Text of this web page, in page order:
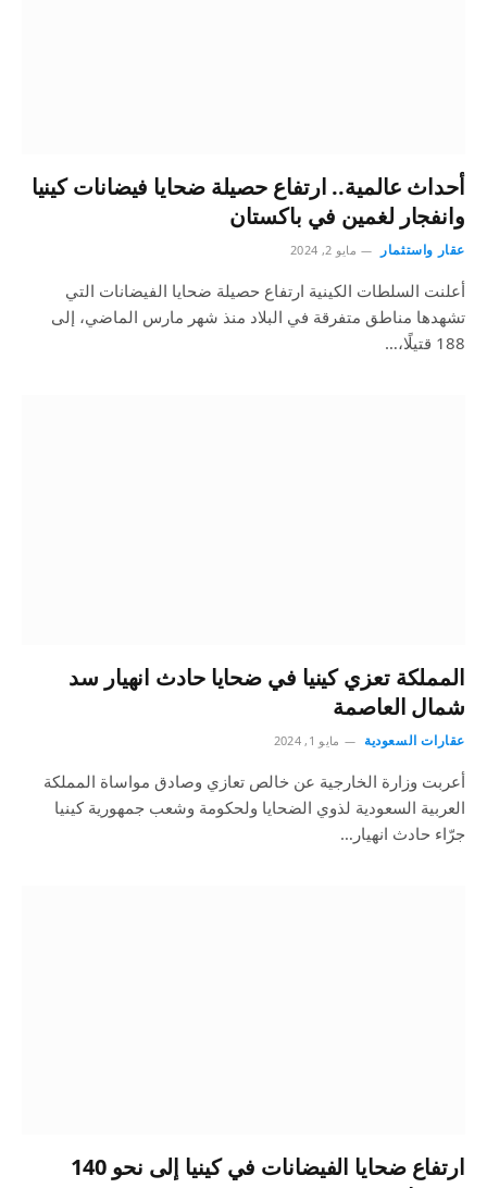
أحداث عالمية.. ارتفاع حصيلة ضحايا فيضانات كينيا
وانفجار لغمين في باكستان
عقار واستثمار مايو 2, 2024
أعلنت السلطات الكينية ارتفاع حصيلة ضحايا الفيضانات التي
تشهدها مناطق متفرقة في البلاد ‏منذ شهر مارس الماضي، إلى
188 قتيلًا،…
المملكة تعزي كينيا في ضحايا حادث انهيار سد
شمال العاصمة
عقارات السعودية مايو 1, 2024
أعربت وزارة الخارجية عن خالص تعازي وصادق مواساة المملكة
العربية السعودية لذوي الضحايا ولحكومة وشعب جمهورية كينيا
جرّاء حادث انهيار…
ارتفاع ضحايا الفيضانات في كينيا إلى نحو 140